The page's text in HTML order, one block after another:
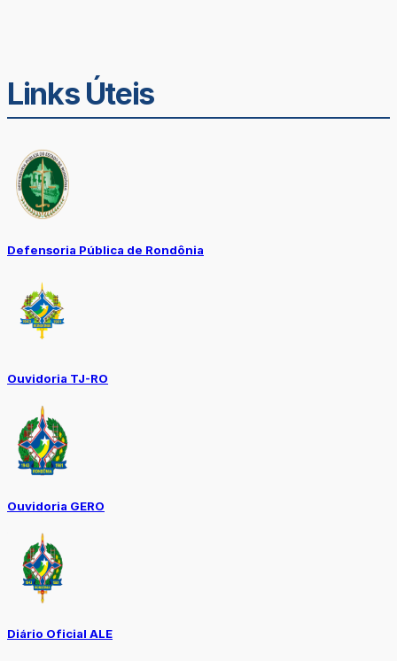
Links Úteis
Defensoria Pública de Rondônia
Ouvidoria TJ-RO
Ouvidoria GERO
Diário Oficial ALE